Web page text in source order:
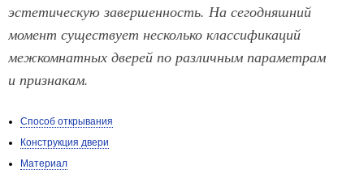
эстетическую завершенность. На сегодняшний
момент существует несколько классификаций
межкомнатных дверей по различным параметрам
и признакам.
Способ открывания
Конструкция двери
Материал